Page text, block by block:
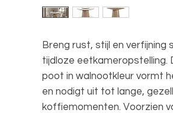
Breng rust, stijl en verfijning
tijdloze
poot in walnootkleur vormt
en nodigt uit tot lange,
koffiemomenten. Voorzien